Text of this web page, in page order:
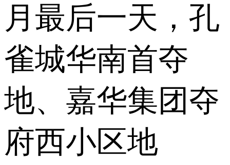
月最后一天，孔
雀城华南首夺
地、嘉华集团夺
府西小区地